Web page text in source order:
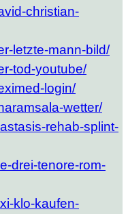
christian-
letzte-mann-bild/
tod-youtube/
login/
wetter/
rehab-splint-
drei-tenore-rom-
klo-kaufen-